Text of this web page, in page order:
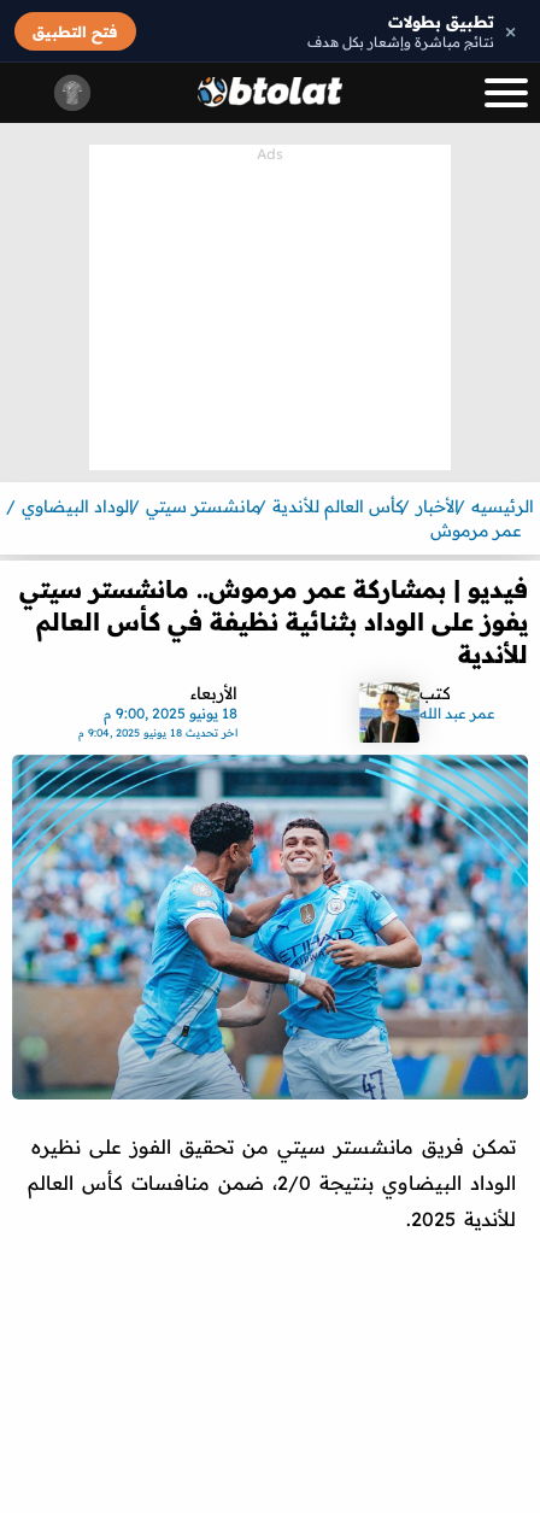
× تطبيق بطولات
نتائج مباشرة وإشعار بكل هدف
فتح التطبيق
الرئيسيه الأخبار كأس العالم للأندية مانشستر سيتي الوداد البيضاوي
عمر مرموش
فيديو | بمشاركة عمر مرموش.. مانشستر سيتي
يفوز على الوداد بثنائية نظيفة في كأس العالم
للأندية
كتب
عمر عبد الله
الأربعاء
18 يونيو 2025 ,9:00 م
اخر تحديث18 يونيو 2025 ,9:04 م
تمكن فريق مانشستر سيتي من تحقيق الفوز على نظيره
الوداد البيضاوي بنتيجة 2/0، ضمن منافسات كأس العالم
للأندية 2025.